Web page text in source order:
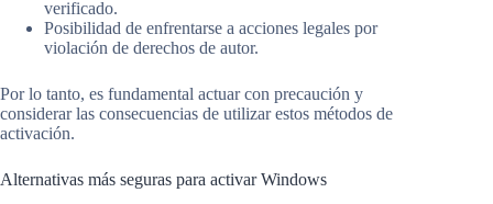
verificado.
Posibilidad de enfrentarse a acciones legales por
violación de derechos de autor.
Por lo tanto, es fundamental actuar con precaución y
considerar las consecuencias de utilizar estos métodos de
activación.
Alternativas más seguras para activar Windows